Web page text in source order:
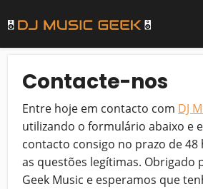
Contacte-nos
Entre hoje em contacto com DJ
utilizando o formulário abaixo e
contacto consigo no prazo de
as questões legítimas. Obrigado
Geek Music e esperamos que